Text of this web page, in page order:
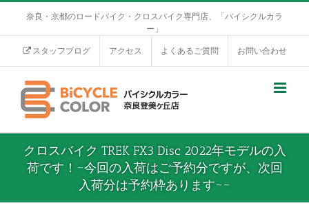
奈良・京都のロードバイク・クロスバイク専門店、「バイシクルカラ
ー」
スタッフブログ アクセス よくあるご質問 お問い合わせ
クロスバイク TREK FX3 Disc 2022年モデルの入
荷です！~今回の入荷はご予約分ですが、次回
入荷分は予約枠あります~~